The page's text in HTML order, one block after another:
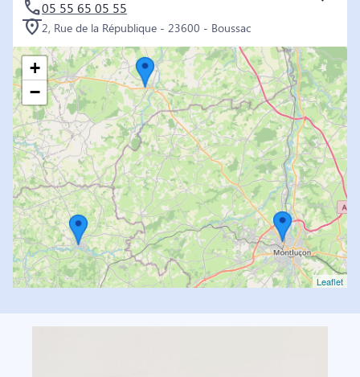
05 55 65 05 55
2, Rue de la République - 23600 - Boussac
+
−
Leaflet